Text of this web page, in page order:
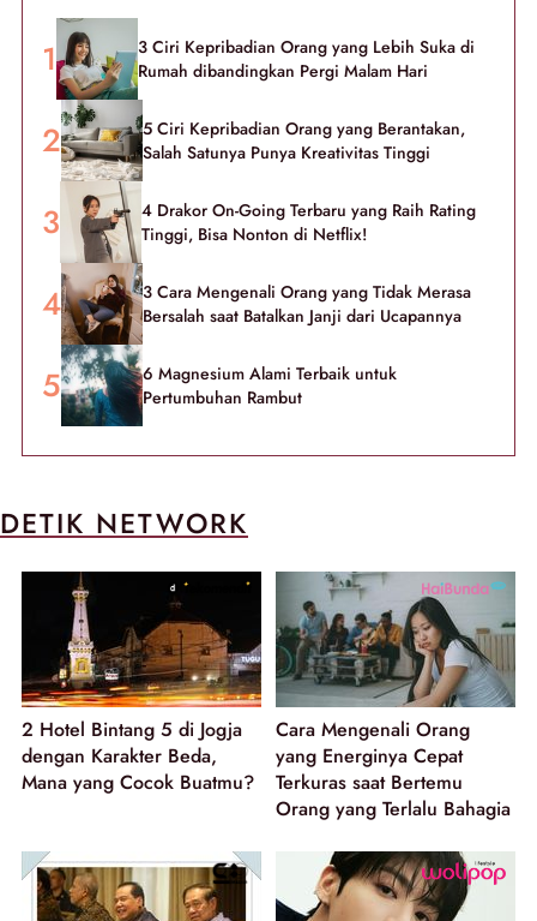
3 Ciri Kepribadian Orang yang Lebih Suka di
Rumah dibandingkan Pergi Malam Hari
5 Ciri Kepribadian Orang yang Berantakan,
Salah Satunya Punya Kreativitas Tinggi
4 Drakor On-Going Terbaru yang Raih Rating
Tinggi, Bisa Nonton di Netflix!
3 Cara Mengenali Orang yang Tidak Merasa
Bersalah saat Batalkan Janji dari Ucapannya
6 Magnesium Alami Terbaik untuk
Pertumbuhan Rambut
DETIK NETWORK
2 Hotel Bintang 5 di Jogja
dengan Karakter Beda,
Mana yang Cocok Buatmu?
Cara Mengenali Orang
yang Energinya Cepat
Terkuras saat Bertemu
Orang yang Terlalu Bahagia